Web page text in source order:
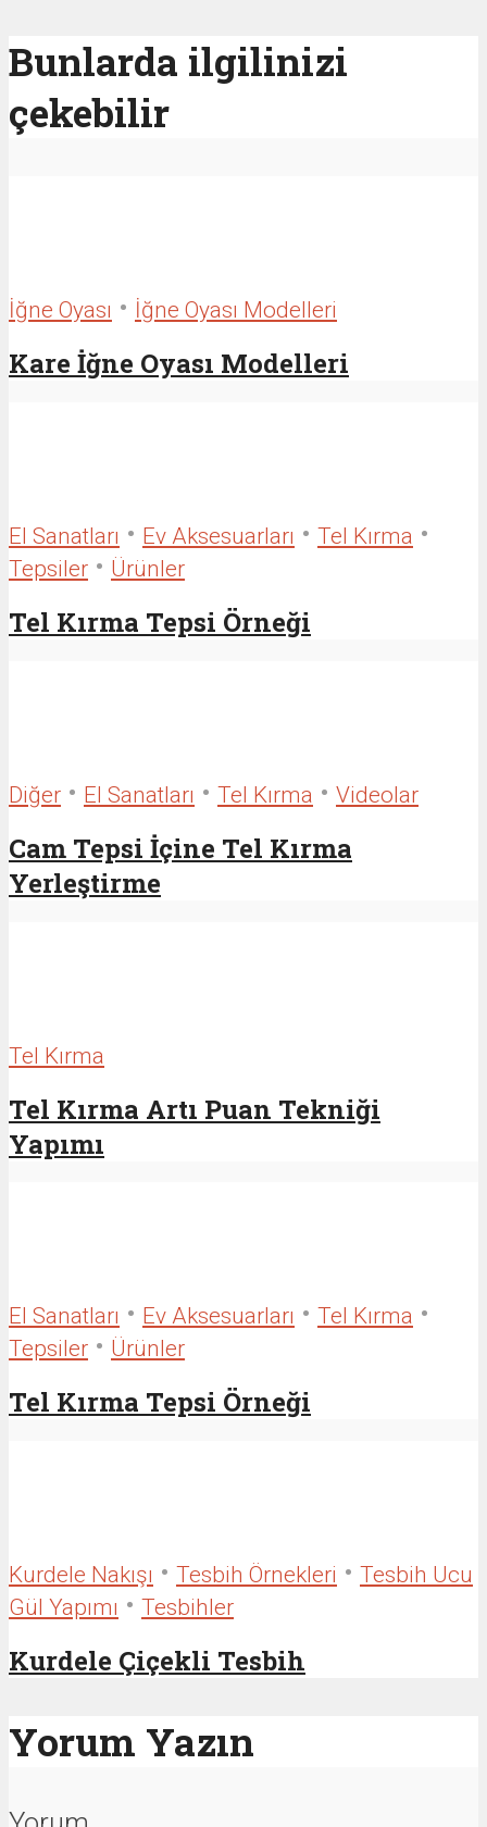
Bunlarda ilgilinizi
çekebilir
İğne Oyası • İğne Oyası Modelleri
Kare İğne Oyası Modelleri
El Sanatları • Ev Aksesuarları • Tel Kırma •
Tepsiler • Ürünler
Tel Kırma Tepsi Örneği
Diğer • El Sanatları • Tel Kırma • Videolar
Cam Tepsi İçine Tel Kırma
Yerleştirme
Tel Kırma
Tel Kırma Artı Puan Tekniği
Yapımı
El Sanatları • Ev Aksesuarları • Tel Kırma •
Tepsiler • Ürünler
Tel Kırma Tepsi Örneği
Kurdele Nakışı • Tesbih Örnekleri • Tesbih Ucu
Gül Yapımı • Tesbihler
Kurdele Çiçekli Tesbih
Yorum Yazın